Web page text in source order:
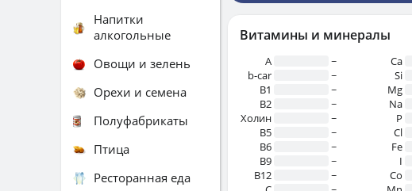
Витамины и минералы
A
~
b-car
~
В1
~
B2
~
Холин
~
B5
~
B6
~
B9
~
B12
~
Ca
Si
Mg
Na
P
Cl
Fe
I
Co
Напитки
алкогольные
Овощи и зелень
Орехи и семена
Полуфабрикаты
Птица
Ресторанная еда